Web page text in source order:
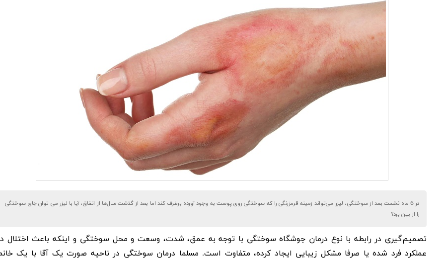
در 6 ماه نخست بعد از سوختگی، لیزر می‌تواند زمینه قرمزرنگی را که سوختگی روی پوست به وجود آورده برطرف کند اما بعد از گذشت سال‌ها از اتفاق، آیا با لیزر می توان جای سوختگی
را از بین برد؟
تصمیم‌گیری در رابطه با نوع درمان جوشگاه سوختگی با توجه به عمق، شدت، وسعت و محل سوختگی و اینکه باعث اختلال
عملکرد فرد شده یا صرفا مشکل زیبایی ایجاد کرده، متفاوت است. مسلما درمان سوختگی در ناحیه صورت یک آقا با یک